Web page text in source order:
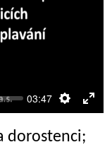
03:47
dorostenci;